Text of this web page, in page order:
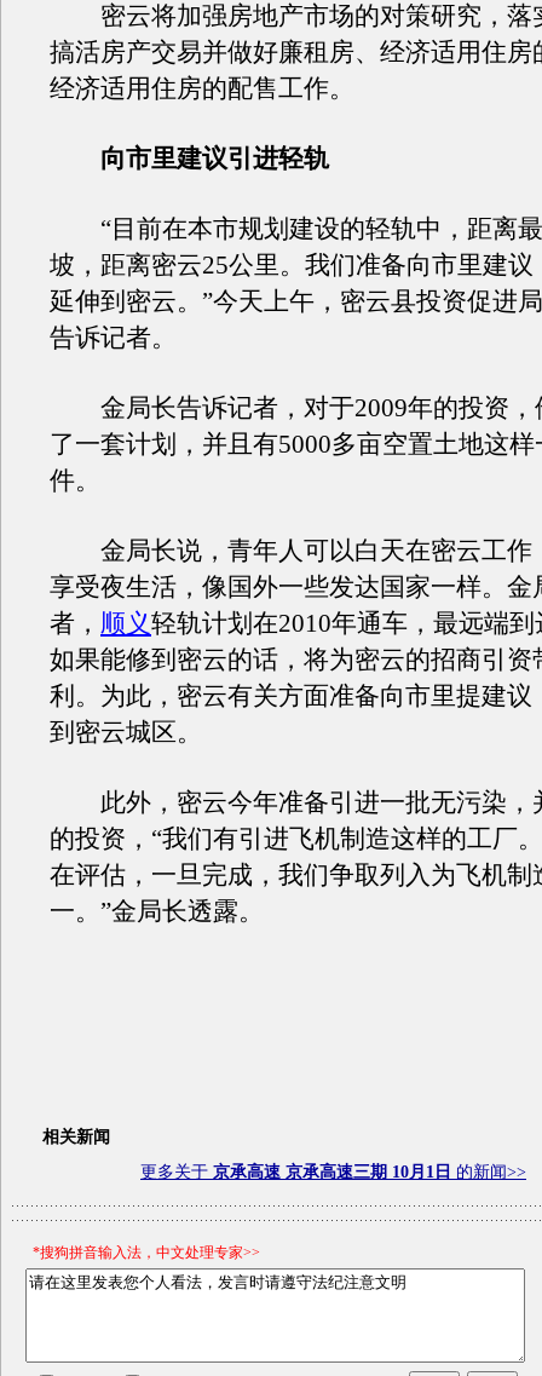
密云将加强房地产市场的对策研究，落
搞活房产交易并做好廉租房、经济适用住房
经济适用住房的配售工作。
向市里建议引进轻轨
“目前在本市规划建设的轻轨中，距离
坡，距离密云25公里。我们准备向市里建
延伸到密云。”今天上午，密云县投资促进
告诉记者。
金局长告诉记者，对于2009年的投资，
了一套计划，并且有5000多亩空置土地这
件。
金局长说，青年人可以白天在密云工作
享受夜生活，像国外一些发达国家一样。金
者， 顺义轻轨计划在2010年通车，最远端
如果能修到密云的话，将为密云的招商引资
利。为此，密云有关方面准备向市里提建议
到密云城区。
此外，密云今年准备引进一批无污染，
的投资，“我们有引进飞机制造这样的工厂
在评估，一旦完成，我们争取列入为飞机制
一。”金局长透露。
相关新闻
更多关于 京承高速 京承高速三期 10月1日 的新闻>>
*搜狗拼音输入法，中文处理专家>>